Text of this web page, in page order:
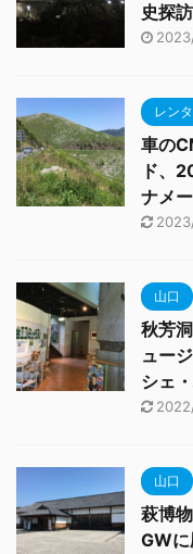
史探
レン
車の
ド、
ナメ
山口
秋芳
ュー
シェ
山口
萩博
GW